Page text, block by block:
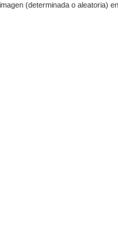
(determinada o aleatoria)